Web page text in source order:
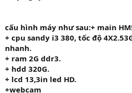
cấu hình máy như sau:+ main
+ cpu sandy i3 380, tốc độ 4
nhanh.
+ ram 2G ddr3.
+ hdd 320G.
+ lcd 13,3in led HD.
+webcam